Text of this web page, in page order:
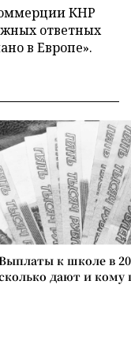
КНР
ответных
в Европе».
к школе в
дают и